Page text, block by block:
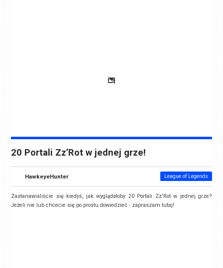
20 Portali Zz’Rot w jednej grze!
HawkeyeHunter League of Legends
Zastanawialiście się kiedyś, jak wyglądałoby 20 Portali Zz'Rot w jednej grze?
Jeżeli nie lub chcecie się po prostu dowiedzieć - zapraszam tutaj!